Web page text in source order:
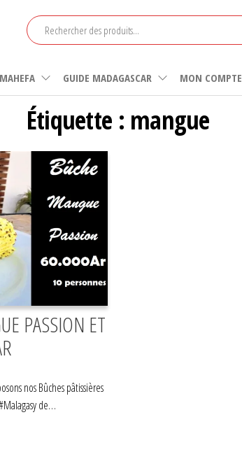
GUIDE MADAGASCAR MON COMPTE
Étiquette : mangue
PASSION ET
nos Bûches pâtissières
de…